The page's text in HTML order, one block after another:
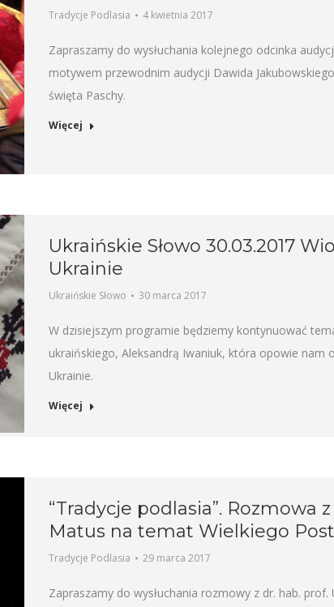
Tradycje Podlasia 4 kwietnia 2017
Zapraszamy do wysłuchania kolejnego odcinka
motywem przewodnim audycji Dawida
święta Paschy.
Więcej
Ukraińskie Słowo 30.03.2017
Ukrainie
Ukraińskie Słowo 30 marca 2017
W dzisiejszym programie będziemy kontynuować
ukraińskiego, Aleksandrą Iwaniuk, która opowie nam
Ukrainie.
Więcej
“Tradycje podlasia”. Rozmowa
Matus na temat Wielkiego
Tradycje Podlasia 29 marca 2017
Zapraszamy do wysłuchania rozmowy z dr. hab.